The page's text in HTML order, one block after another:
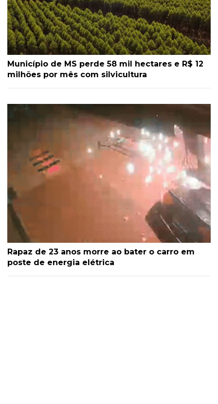
Município de MS perde 58 mil hectares e R$ 12
milhões por mês com silvicultura
Rapaz de 23 anos morre ao bater o carro em
poste de energia elétrica